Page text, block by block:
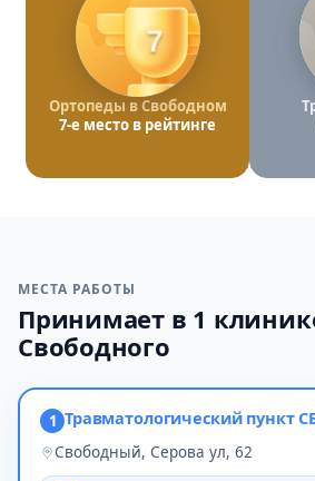
7
Ортопеды в Свободном
7-е место в рейтинге
МЕСТА РАБОТЫ
Принимает в 1
Свободного
1 Травматологический пункт
Свободный, Серова ул, 62